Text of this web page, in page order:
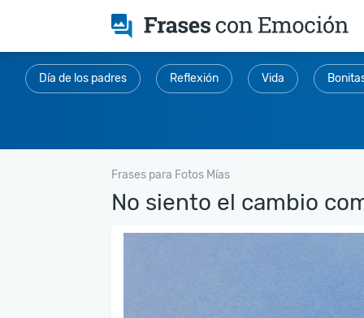
Día de los padres Reflexión Vida
Frases para Fotos Mías
No siento el cambio